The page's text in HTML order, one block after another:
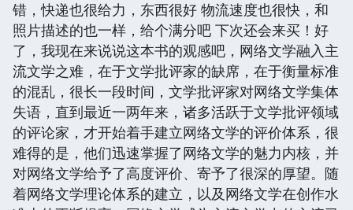
错，快递也很给力，东西很好 物流速度也很快，和
照片描述的也一样，给个满分吧 下次还会来买！好
了，我现在来说说这本书的观感吧，网络文学融入主
流文学之难，在于文学批评家的缺席，在于衡量标准
的混乱，很长一段时间，文学批评家对网络文学集体
失语，直到最近一两年来，诸多活跃于文学批评领域
的评论家，才开始着手建立网络文学的评价体系，很
难得的是，他们迅速掌握了网络文学的魅力内核，并
对网络文学给予了高度评价、寄予了很深的厚望。随
着网络文学理论体系的建立，以及网络文学在创作水